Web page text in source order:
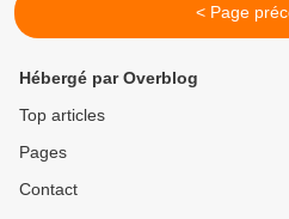
< Page
Hébergé par Overblog
Top articles
Pages
Contact